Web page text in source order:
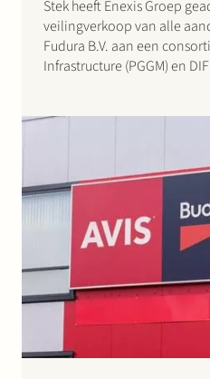
Stek heeft Enexis Groep
veilingverkoop van alle
Fudura B.V. aan een
Infrastructure (PGGM) en
Closing van de overname…